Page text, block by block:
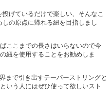
投げているだけで楽しい、そんなこ
しの原点に帰れる紐を目指しまし
ここまでの長さはいらないので今
紐を使用することをお勧めしま
まで引き出すテーパーストリングと
いう人にはぜひ使って欲しいスト